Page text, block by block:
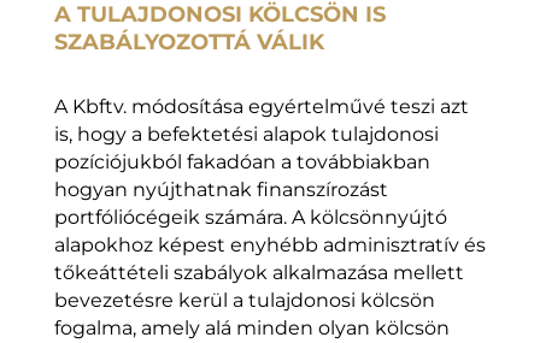
A TULAJDONOSI KÖLCSÖN IS
SZABÁLYOZOTTÁ VÁLIK
A Kbftv. módosítása egyértelművé teszi azt
is, hogy a befektetési alapok tulajdonosi
pozíciójukból fakadóan a továbbiakban
hogyan nyújthatnak finanszírozást
portfóliócégeik számára. A kölcsönnyújtó
alapokhoz képest enyhébb adminisztratív és
tőkeáttételi szabályok alkalmazása mellett
bevezetésre kerül a tulajdonosi kölcsön
fogalma, amely alá minden olyan kölcsön